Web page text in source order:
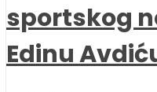
sportskog
Edinu